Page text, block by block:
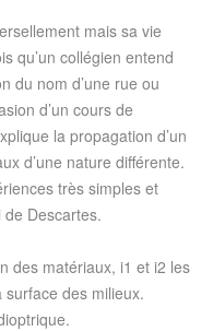
mais sa vie
qu’un collégien entend
du nom d’une rue ou
d’un cours de
la propagation d’un
d’une nature différente.
très simples et
de Descartes.
des matériaux, i1 et i2 les
des milieux.